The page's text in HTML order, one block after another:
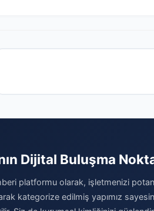
Dijital Buluşma
platformu olarak, işletmenizi
kategorize edilmiş yapımız